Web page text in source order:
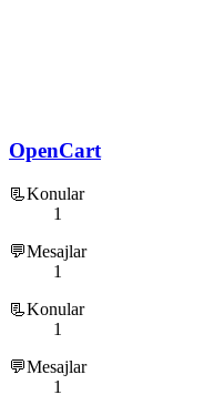
OpenCart
📃Konular
1
💬Mesajlar
1
📃Konular
1
💬Mesajlar
1